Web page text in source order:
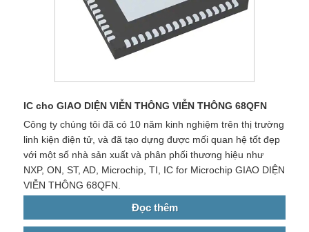
IC cho GIAO DIỆN VIỄN THÔNG VIỄN THÔNG 68QFN
Công ty chúng tôi đã có 10 năm kinh nghiệm trên thị trường
linh kiện điện tử, và đã tạo dựng được mối quan hệ tốt đẹp
với một số nhà sản xuất và phân phối thương hiệu như
NXP, ON, ST, AD, Microchip, TI, IC for Microchip GIAO DIỆN
VIỄN THÔNG 68QFN.
Đọc thêm